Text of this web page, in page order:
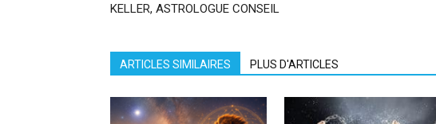
KELLER, ASTROLOGUE CONSEIL
ARTICLES SIMILAIRES PLUS D'ARTICLES